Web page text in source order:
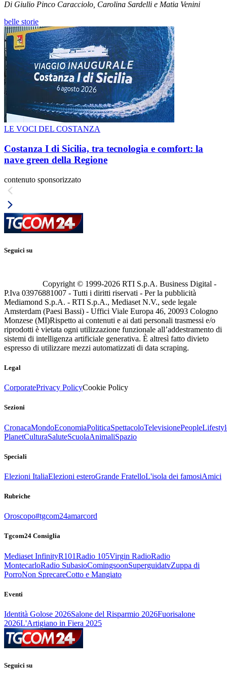
Di Giulio Pinco Caracciolo, Carolina Sardelli e Matia Venini
belle storie
LE VOCI DEL COSTANZA
Costanza I di Sicilia, tra tecnologia e comfort: la
nave green della Regione
contenuto sponsorizzato
Seguici su
Copyright © 1999-2026 RTI S.p.A. Business Digital -
P.Iva 03976881007 - Tutti i diritti riservati - Per la pubblicità
Mediamond S.p.A. - RTI S.p.A., Mediaset N.V., sede legale
Amsterdam (Paesi Bassi) - Uffici Viale Europa 46, 20093 Cologno
Monzese (MI)Rispetto ai contenuti e ai dati personali trasmessi e/o
riprodotti è vietata ogni utilizzazione funzionale all’addestramento di
sistemi di intelligenza artificiale generativa. È altresì fatto divieto
espresso di utilizzare mezzi automatizzati di data scraping.
Legal
CorporatePrivacy PolicyCookie Policy
Sezioni
CronacaMondoEconomiaPoliticaSpettacoloTelevisionePeople
PlanetCulturaSaluteScuolaAnimaliSpazio
Speciali
Elezioni ItaliaElezioni esteroGrande FratelloL'isola dei famosiAmici
Rubriche
Oroscopo#tgcom24amarcord
Tgcom24 Consiglia
Mediaset InfinityR101Radio 105Virgin RadioRadio
MontecarloRadio SubasioComingsoonSuperguidatvZuppa di
PorroNon SprecareCotto e Mangiato
Eventi
Identità Golose 2026Salone del Risparmio 2026Fuorisalone
2026L'Artigiano in Fiera 2025
Seguici su